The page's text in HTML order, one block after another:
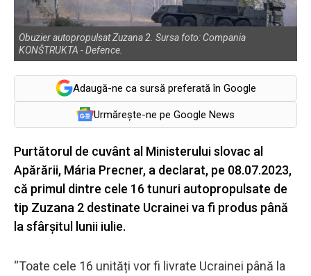
Obuzier autopropulsat Zuzana 2. Sursa foto: Compania
KONŠTRUKTA - Defence.
Adaugă-ne ca sursă preferată în Google
Urmărește-ne pe Google News
Purtătorul de cuvânt al Ministerului slovac al
Apărării, Mária Precner, a declarat, pe 08.07.2023,
că primul dintre cele 16 tunuri autopropulsate de
tip Zuzana 2 destinate Ucrainei va fi produs până
la sfârșitul lunii iulie.
“Toate cele 16 unități vor fi livrate Ucrainei până la